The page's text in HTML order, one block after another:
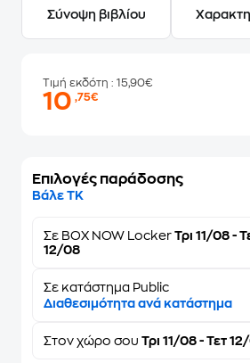
Σύνοψη βιβλίου
Τιμή εκδότη : 15,90€
10,75€
Επιλογές παράδοσης
Βάλε ΤΚ
Σε BOX NOW Locker Τρι 11/08 -
12/08
Σε κατάστημα Public
Διαθεσιμότητα ανά κατάστημα
Στον χώρο σου Τρι 11/08 - Τετ